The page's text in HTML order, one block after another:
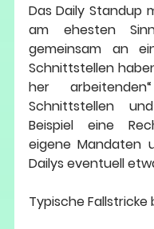
Das Daily Standup
am ehesten
gemeinsam an
Schnittstellen
her
Schnittstellen
Beispiel eine
eigene Mandaten
Dailys eventuell
Typische Fallstricke